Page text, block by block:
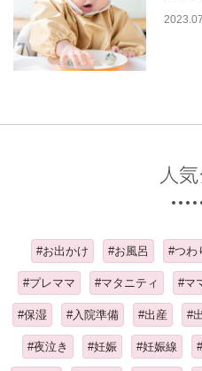
人
#お出かけ #お風呂 #つわ
#プレママ #マタニティ #マ
#保湿 #入院準備 #出産 #
#夜泣き #妊娠 #妊娠線